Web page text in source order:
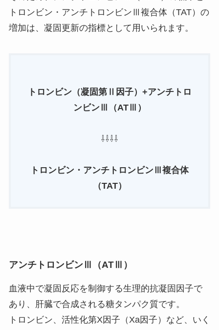
トロンビン・アンチトロンビンⅢ複合体（TAT）の
増加は、凝固更新の指標として用いられます。
トロンビン（凝固第Ⅱ因子）+アンチトロ
ンビンⅢ（ATⅢ）
⇩⇩⇩⇩
トロンビン・アンチトロンビンⅢ複合体
（TAT）
アンチトロンビンⅢ（ATⅢ）
血液中で凝固反応を制御する生理的抗凝固因子で
あり、肝臓で合成される糖タンパク質です。
トロンビン、活性化第X因子（Xa因子）など、いく